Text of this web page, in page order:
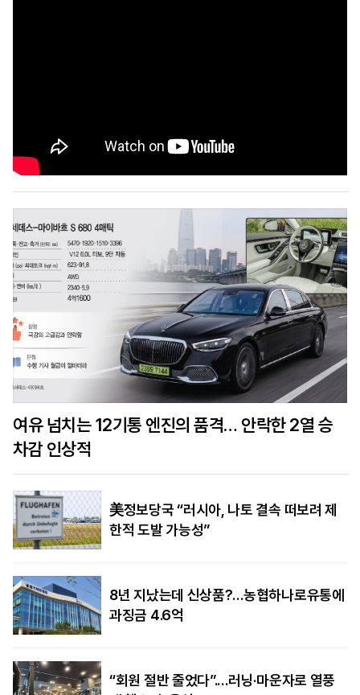
여유 넘치는 12기통 엔진의 품격… 안락한 2열 승
차감 인상적
美정보당국 “러시아, 나토 결속 떠보려 제
한적 도발 가능성”
8년 지났는데 신상품?…농협하나로유통에
과징금 4.6억
“회원 절반 줄었다”.…러닝·마운자로 열풍